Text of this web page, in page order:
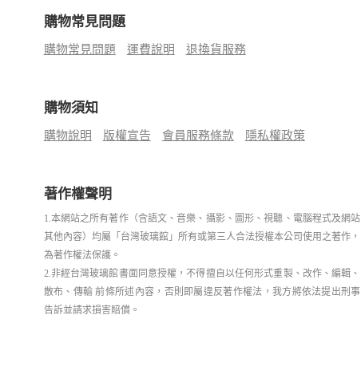
購物常見問題
購物常見問題 運費說明 退換貨服務
購物須知
購物說明 版權宣告 會員服務條款 隱私權政策
著作權聲明
1.本網站之所有著作（含語文、音樂、攝影、圖形、視聽、電腦程式及網站
其他內容）均屬「台灣玻璃館」所有或第三人合法授權本公司使用之著作，
為著作權法保護。
2.非經台灣玻璃館書面同意授權，不得擅自以任何形式重製、改作、編輯、
散布、傳輸 前條所述內容，否則即屬違反著作權法，我方將依法提出刑事
告訴並請求損害賠償。